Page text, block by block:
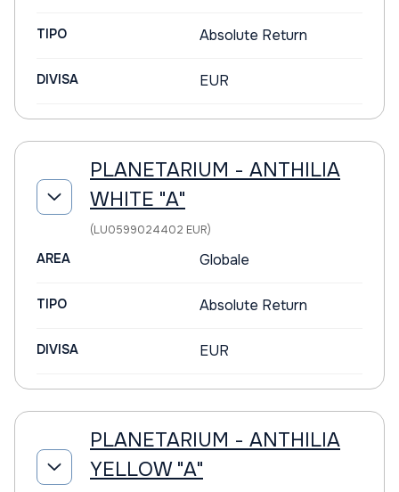
TIPO Absolute Return
DIVISA EUR
PLANETARIUM - ANTHILIA
WHITE "A"
(LU0599024402 EUR)
AREA Globale
TIPO Absolute Return
DIVISA EUR
PLANETARIUM - ANTHILIA
YELLOW "A"